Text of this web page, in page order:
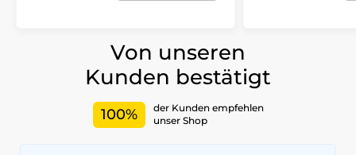
Von unseren
Kunden bestätigt
100%
der Kunden empfehlen
unser Shop